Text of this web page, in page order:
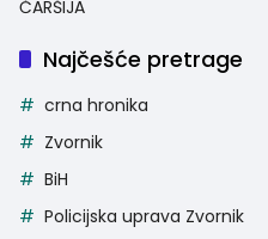
ČARŠIJA
Najčešće pretrage
crna hronika
Zvornik
BiH
Policijska uprava Zvornik